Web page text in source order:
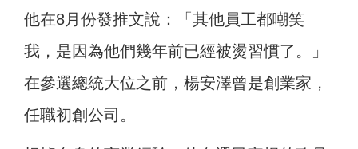
他在8月份發推文說：「其他員工都嘲笑
我，是因為他們幾年前已經被燙習慣了。」
在參選總統大位之前，楊安澤曾是創業家，
任職初創公司。